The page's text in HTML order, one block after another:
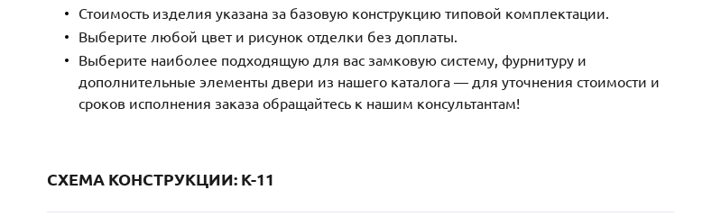
Стоимость изделия указана за базовую конструкцию типовой комплектации.
Выберите любой цвет и рисунок отделки без доплаты.
Выберите наиболее подходящую для вас замковую систему, фурнитуру и
дополнительные элементы двери из нашего каталога — для уточнения стоимости и
сроков исполнения заказа обращайтесь к нашим консультантам!
СХЕМА КОНСТРУКЦИИ: K-11